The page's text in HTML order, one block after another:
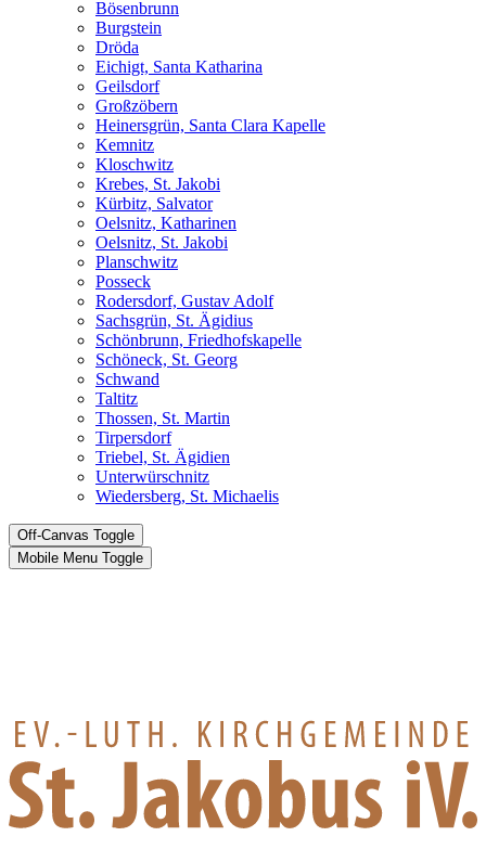
Bösenbrunn
Burgstein
Dröda
Eichigt, Santa Katharina
Geilsdorf
Großzöbern
Heinersgrün, Santa Clara Kapelle
Kemnitz
Kloschwitz
Krebes, St. Jakobi
Kürbitz, Salvator
Oelsnitz, Katharinen
Oelsnitz, St. Jakobi
Planschwitz
Posseck
Rodersdorf, Gustav Adolf
Sachsgrün, St. Ägidius
Schönbrunn, Friedhofskapelle
Schöneck, St. Georg
Schwand
Taltitz
Thossen, St. Martin
Tirpersdorf
Triebel, St. Ägidien
Unterwürschnitz
Wiedersberg, St. Michaelis
Off-Canvas Toggle
Mobile Menu Toggle